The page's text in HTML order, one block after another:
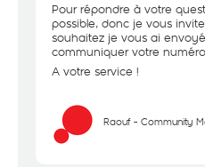
Pour répondre à votre
possible, donc je vous
souhaitez je vous ai
communiquer votre
A votre service !
Raouf - Community